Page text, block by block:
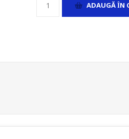
ADAUGĂ ȊN